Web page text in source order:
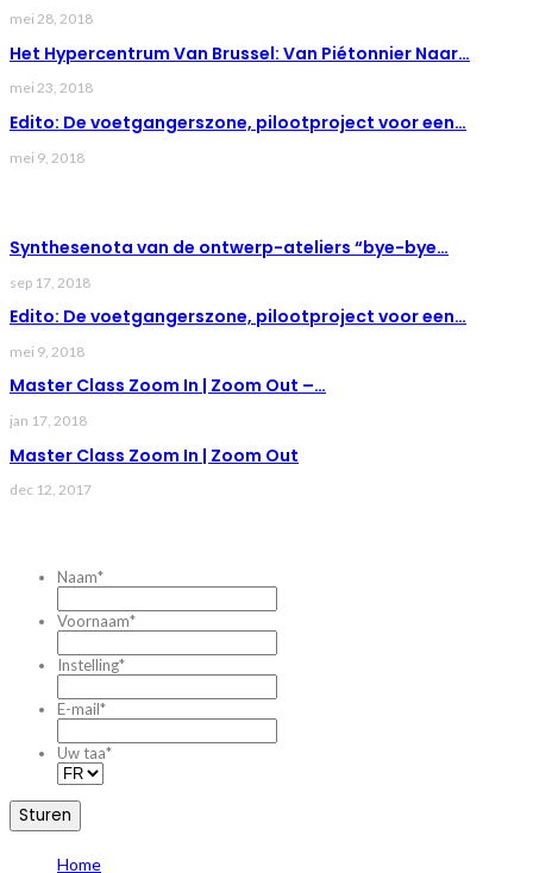
mei 28, 2018
Het Hypercentrum Van Brussel: Van Piétonnier Naar…
mei 23, 2018
Edito: De voetgangerszone, pilootproject voor een…
mei 9, 2018
Synthesenota van de ontwerp-ateliers “bye-bye…
sep 17, 2018
Edito: De voetgangerszone, pilootproject voor een…
mei 9, 2018
Master Class Zoom In | Zoom Out –…
jan 17, 2018
Master Class Zoom In | Zoom Out
dec 12, 2017
Naam*
Voornaam*
Instelling*
E-mail*
Uw taa*
Home